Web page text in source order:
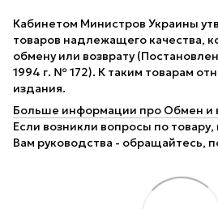
Кабинетом Министров Украины
товаров надлежащего качества,
обмену или возврату
1994 г. № 172). К таким товарам
издания.
Больше информации про Обмен и
Если возникли вопросы по
Вам руководства - обращайтесь,